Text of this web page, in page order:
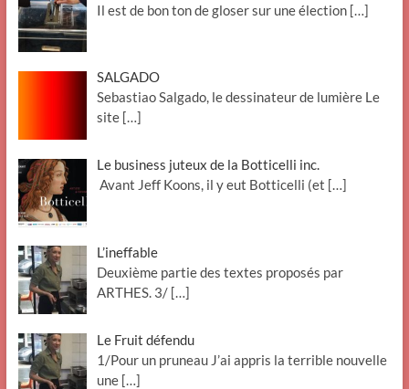
Il est de bon ton de gloser sur une élection […]
SALGADO
Sebastiao Salgado, le dessinateur de lumière Le
site […]
Le business juteux de la Botticelli inc.
Avant Jeff Koons, il y eut Botticelli (et […]
L’ineffable
Deuxième partie des textes proposés par
ARTHES. 3/ […]
Le Fruit défendu
1/Pour un pruneau J’ai appris la terrible nouvelle
une […]